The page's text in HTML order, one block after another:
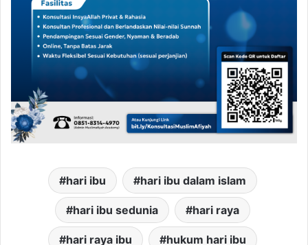
hari ibu hari ibu dalam islam
hari ibu sedunia hari raya
hari raya ibu hukum hari ibu